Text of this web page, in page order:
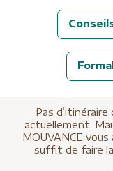
Pas
actuellement.
MOUVANCE
suffit de faire